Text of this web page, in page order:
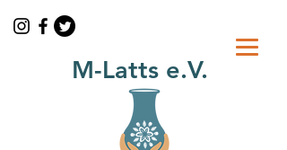
M-Latts e.V.